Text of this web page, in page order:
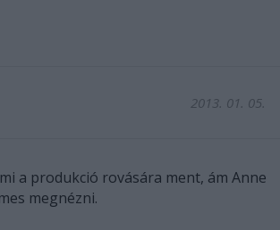
2013. 01. 05.
a produkció rovására ment, ám Anne
megnézni.